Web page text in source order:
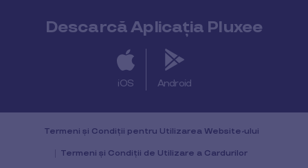
Descarcă Aplicația Pluxee
iOS Android
Termeni și Condiții pentru Utilizarea Website-ului
Termeni și Condiții de Utilizare a Cardurilor